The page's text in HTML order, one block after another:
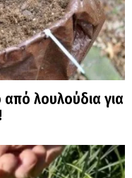
λουλούδια για